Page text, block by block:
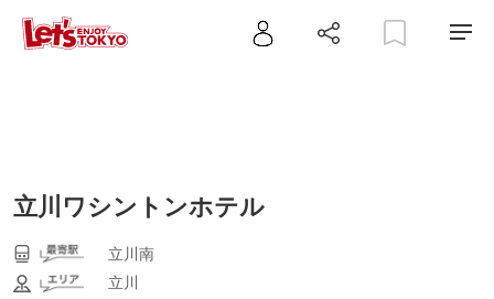
立川ワシントンホテル
立川南
立川